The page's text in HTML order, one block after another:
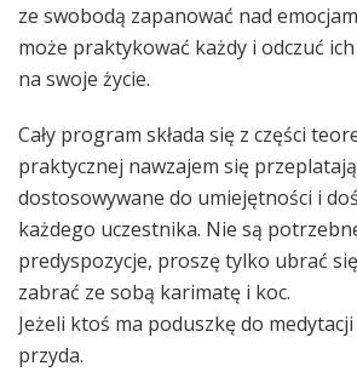
ze swobodą zapanować nad
może praktykować każdy i odczuć ich
na swoje życie.
Cały program składa się z części
praktycznej nawzajem się
dostosowywane do umiejętności i
każdego uczestnika. Nie są
predyspozycje, proszę tylko ubrać
zabrać ze sobą karimatę i koc.
Jeżeli ktoś ma poduszkę do
przyda.